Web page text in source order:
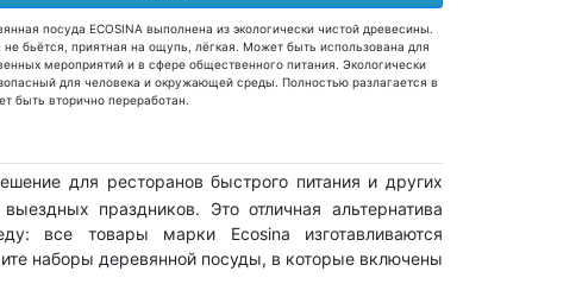
посуда ECOSINA выполнена из экологически чистой древесины.
не бьётся, приятная на ощупь, лёгкая. Может быть использована для
мероприятий и в сфере общественного питания. Экологически
для человека и окружающей среды. Полностью разлагается в
быть вторично переработан.
для ресторанов быстрого питания и других
праздников. Это отличная альтернатива
все товары марки Ecosina изготавливаются
наборы деревянной посуды, в которые включены